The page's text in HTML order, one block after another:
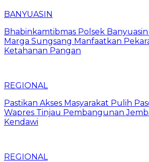
BANYUASIN
Bhabinkamtibmas Polsek
Marga Sungsang Manfaatkan
Ketahanan Pangan
REGIONAL
Pastikan Akses Masyarakat Pulih
Wapres Tinjau Pembangunan
Kendawi
REGIONAL